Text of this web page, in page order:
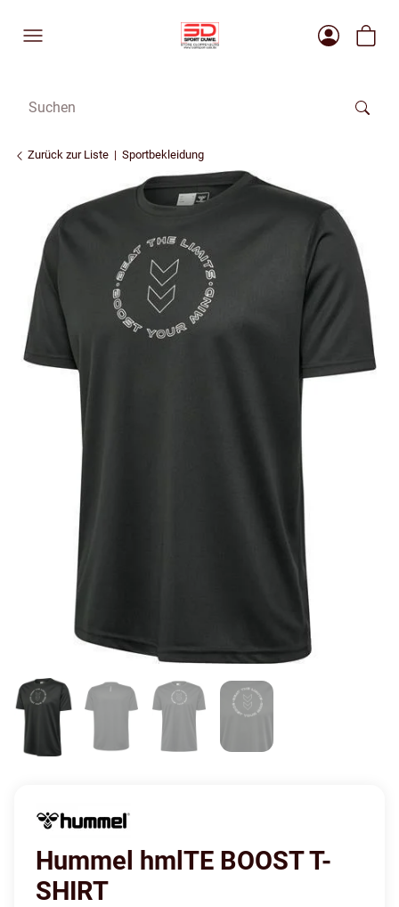
Zurück zur Liste Sportbekleidung
Hummel hmlTE BOOST T-
SHIRT